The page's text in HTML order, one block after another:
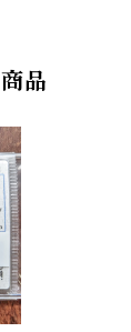
品